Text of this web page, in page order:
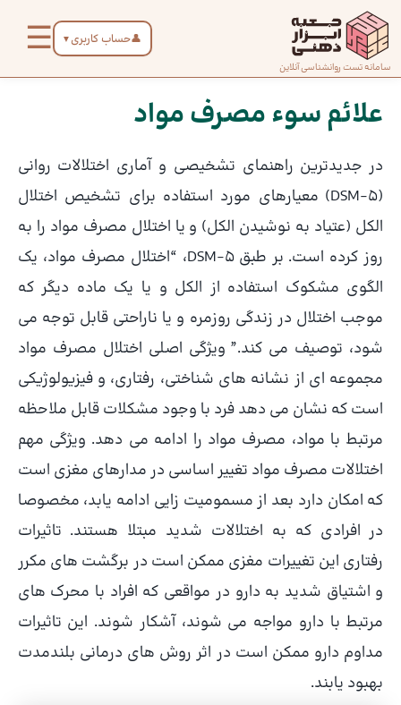
محتوا
سامانه تست روانشناسی آنلاین
👤حساب کاربری ▼
☰
صفحه
اصلی
ما
تماس
با ما
دسته‌بندی
تست‌ها
علائم سوء مصرف مواد
در جدیدترین راهنمای تشخیصی و آماری اختلالات روانی
(DSM-5) معیارهای مورد استفاده برای تشخیص اختلال
الکل (عتیاد به نوشیدن الکل) و یا اختلال مصرف مواد را به
روز کرده است. بر طبق DSM-5، “اختلال مصرف مواد، یک
الگوی مشکوک استفاده از الکل و یا یک ماده دیگر که
موجب اختلال در زندگی روزمره و یا ناراحتی قابل توجه می
شود، توصیف می کند.” ویژگی اصلی اختلال مصرف مواد
مجموعه ای از نشانه های شناختی، رفتاری، و فیزیولوژیکی
است که نشان می دهد فرد با وجود مشکلات قابل ملاحظه
مرتبط با مواد، مصرف مواد را ادامه می دهد. ویژگی مهم
اختلالات مصرف مواد تغییر اساسی در مدارهای مغزی است
که امکان دارد بعد از مسمومیت زایی ادامه یابد، مخصوصا
در افرادی که به اختلالات شدید مبتلا هستند. تاثیرات
رفتاری این تغییرات مغزی ممکن است در برگشت های مکرر
و اشتیاق شدید به دارو در مواقعی که افراد با محرک های
مرتبط با دارو مواجه می شوند، آشکار شوند. این تاثیرات
مداوم دارو ممکن است در اثر روش های درمانی بلندمدت
بهبود یابند.
پیمایش
نوشته